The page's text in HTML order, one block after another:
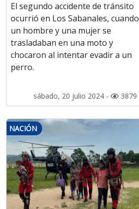
El segundo accidente de tránsito
ocurrió en Los Sabanales, cuando
un hombre y una mujer se
trasladaban en una moto y
chocaron al intentar evadir a un
perro.
sábado, 20 julio 2024 - 3879
NACIÓN